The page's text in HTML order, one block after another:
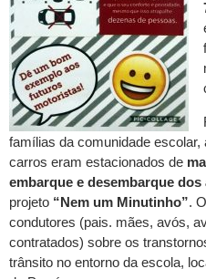
famílias da comunidade escolar,
carros eram estacionados de
embarque e desembarque dos
projeto “Nem um Minutinho”.
condutores (pais. mães, avós,
contratados) sobre os
trânsito no entorno da escola,